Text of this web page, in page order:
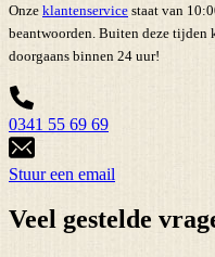
Onze klantenservice staat van
beantwoorden. Buiten deze tijden
doorgaans binnen 24 uur!
0341 55 69 69
Stuur een email
Veel gestelde